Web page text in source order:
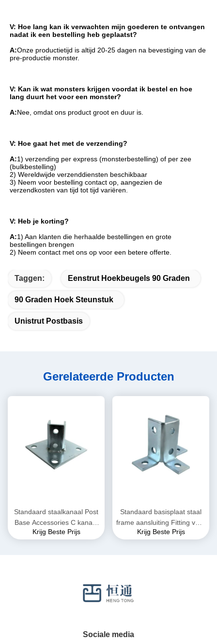
V: Hoe lang kan ik verwachten mijn goederen te ontvangen
nadat ik een bestelling heb geplaatst?
A:Onze productietijd is altijd 20-25 dagen na bevestiging van de
pre-productie monster.
V: Kan ik wat monsters krijgen voordat ik bestel en hoe
lang duurt het voor een monster?
A:Nee, omdat ons product groot en duur is.
V: Hoe gaat het met de verzending?
A:1) verzending per express (monsterbestelling) of per zee
(bulkbestelling)
2) Wereldwijde verzenddiensten beschikbaar
3) Neem voor bestelling contact op, aangezien de
verzendkosten van tijd tot tijd variëren.
V: Heb je korting?
A:1) Aan klanten die herhaalde bestellingen en grote
bestellingen brengen
2) Neem contact met ons op voor een betere offerte.
Taggen: Eenstrut Hoekbeugels 90 Graden
90 Graden Hoek Steunstuk
Unistrut Postbasis
Gerelateerde Producten
Standaard staalkanaal Post
Base Accessories C kanaal
1-5/8"
Krijg Beste Prijs
Standaard basisplaat staal
frame aansluiting Fitting voor
kanaal 15-20kg
Krijg Beste Prijs
Sociale media